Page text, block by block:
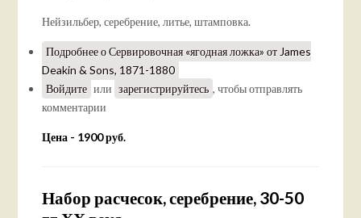
Нейзильбер, серебрение, литье, штамповка.
Подробнеео Сервировочная «ягодная ложка» от James
Deakin & Sons, 1871-1880
Войдите или зарегистрируйтесь , чтобы отправлять
комментарии
Цена - 1900 руб.
Набор расчесок, серебрение, 30-50